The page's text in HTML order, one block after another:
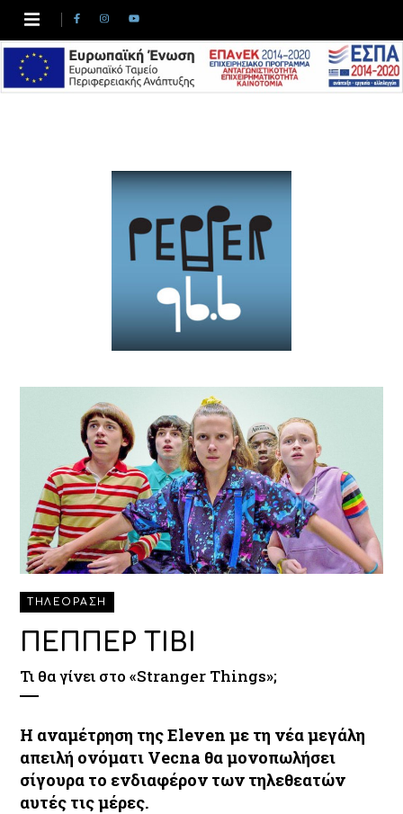
ΤΗΛΕΟΡΑΣΗ
ΠΕΠΠΕΡ ΤΙΒΙ
Τι θα γίνει στο «Stranger Things»;
Η αναμέτρηση της Eleven με τη νέα μεγάλη
απειλή ονόματι Vecna θα μονοπωλήσει
σίγουρα το ενδιαφέρον των τηλεθεατών
αυτές τις μέρες.